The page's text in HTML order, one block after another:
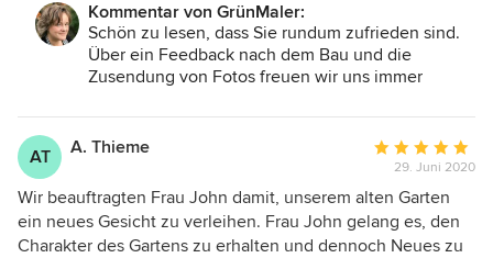
schon fertig! Ich sende ihnen sicher Bilder wenn wir fertig
sind! Vielen Dank und wir empfehlen sie weiter.“
Kommentar von GrünMaler:
Schön zu lesen, dass Sie rundum zufrieden sind.
Über ein Feedback nach dem Bau und die
Zusendung von Fotos freuen wir uns immer
unseren Fehlern zu lernen und unsere Arbeit stets
zu perfektionieren. Und wir freuen uns natürlich
auch gern mit den Kunden, wenn "unser" Garten
über viele Jahre Freude bereitet. Ihre GrünMaler
AT A. Thieme
Bewertung:
5
von
5
29. Juni 2020
Wir beauftragten Frau John damit, unserem alten Garten
ein neues Gesicht zu verleihen. Frau John gelang es, den
Charakter des Gartens zu erhalten und dennoch Neues zu